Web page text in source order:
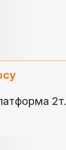
2т.